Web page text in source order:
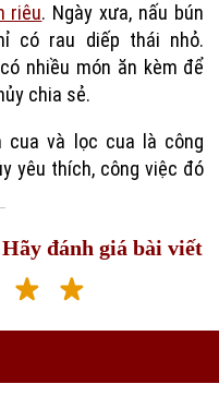
riêu. Ngày xưa, nấu bún
có rau diếp thái nhỏ.
nhiều món ăn kèm để
chia sẻ.
cua và lọc cua là công
yêu thích, công việc đó
đánh giá bài viết